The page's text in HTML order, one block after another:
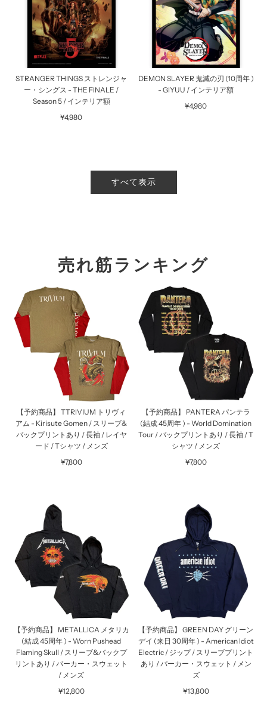
STRANGER THINGS ストレンジャ
ー・シングス - THE FINALE /
Season 5 / インテリア額
¥4,980
DEMON SLAYER 鬼滅の刃 (10周年 )
- GIYUU / インテリア額
¥4,980
すべて表示
売れ筋ランキング
【予約商品】 TTRIVIUM トリヴィ
アム - Kirisute Gomen / スリーブ&
バックプリントあり / 長袖 / レイヤ
ード / Tシャツ / メンズ
¥7,800
【予約商品】 PANTERA パンテラ
(結成 45周年 ) - World Domination
Tour / バックプリントあり / 長袖 / T
シャツ / メンズ
¥7,800
【予約商品】 METALLICA メタリカ
(結成 45周年 ) - Worn Pushead
Flaming Skull / スリーブ&バックプ
リントあり / パーカー・スウェット
/ メンズ
¥12,800
【予約商品】 GREEN DAY グリーン
デイ (来日 30周年 ) - American Idiot
Electric / ジップ / スリーブプリント
あり / パーカー・スウェット / メン
ズ
¥13,800